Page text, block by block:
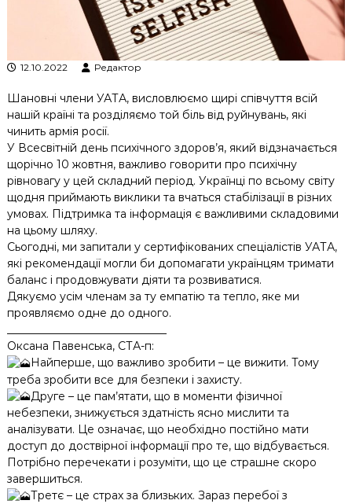
к
ц
і
й
н
г
о
а
л
і
з
у
12.10.2022 Редактор
Шановні члени УАТА, висловлюємо щирі співчуття всій
нашій країні та розділяємо той біль від руйнувань, які
чинить армія росії.
У Всесвітній день психічного здоров’я, який відзначається
щорічно 10 жовтня, важливо говорити про психічну
рівновагу у цей складний період. Українці по всьому світу
щодня приймають виклики та вчаться стабілізації в різних
умовах. Підтримка та інформація є важливими складовими
на цьому шляху.
Сьогодні, ми запитали у сертифікованих спеціалістів УАТА,
які рекомендації могли би допомагати українцям тримати
баланс і продовжувати діяти та розвиватися.
Дякуємо усім членам за ту емпатію та тепло, яке ми
проявляємо одне до одного.
Оксана Павенська, СТА-п:
Найперше, що важливо зробити – це вижити. Тому
треба зробити все для безпеки і захисту.
Друге – це пам’ятати, що в моменти фізичної
небезпеки, знижується здатність ясно мислити та
аналізувати. Це означає, що необхідно постійно мати
доступ до доствірної інформації про те, що відбувається.
Потрібно перечекати і розуміти, що це страшне скоро
завершиться.
Третє – це страх за близьких. Зараз перебої з